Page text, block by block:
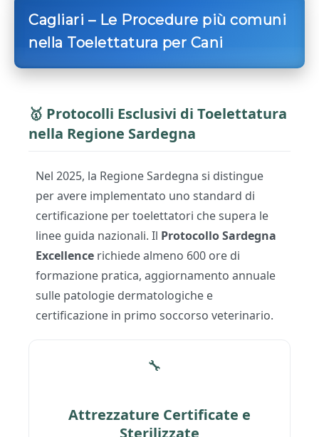
Cagliari – Le Procedure più comuni
nella Toelettatura per Cani
🥇 Protocolli Esclusivi di Toelettatura
nella Regione Sardegna
Nel 2025, la Regione Sardegna si distingue
per avere implementato uno standard di
certificazione per toelettatori che supera le
linee guida nazionali. Il Protocollo Sardegna
Excellence richiede almeno 600 ore di
formazione pratica, aggiornamento annuale
sulle patologie dermatologiche e
certificazione in primo soccorso veterinario.
🔧
Attrezzature Certificate e